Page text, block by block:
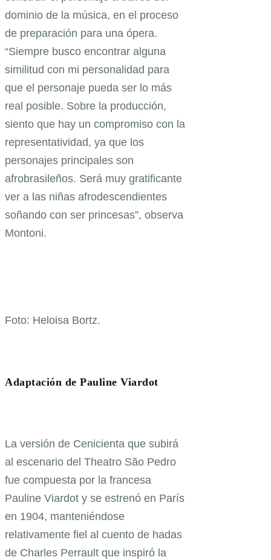
dominio de la música, en el proceso
de preparación para una ópera.
“Siempre busco encontrar alguna
similitud con mi personalidad para
que el personaje pueda ser lo más
real posible. Sobre la producción,
siento que hay un compromiso con la
representatividad, ya que los
personajes principales son
afrobrasileños. Será muy gratificante
ver a las niñas afrodescendientes
soñando con ser princesas”, observa
Montoni.
Foto: Heloisa Bortz.
Adaptación de Pauline Viardot
La versión de Cenicienta que subirá
al escenario del Theatro São Pedro
fue compuesta por la francesa
Pauline Viardot y se estrenó en París
en 1904, manteniéndose
relativamente fiel al cuento de hadas
de Charles Perrault que inspiró la